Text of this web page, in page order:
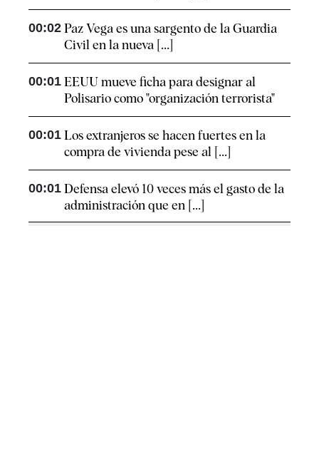
00:02 Paz Vega es una sargento de la Guardia
Civil en la nueva [...]
00:01 EEUU mueve ficha para designar al
Polisario como "organización terrorista"
00:01 Los extranjeros se hacen fuertes en la
compra de vivienda pese al [...]
00:01 Defensa elevó 10 veces más el gasto de la
administración que en [...]